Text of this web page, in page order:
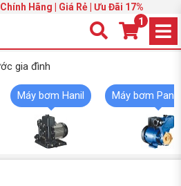
Hãng | Giá Rẻ | Ưu Đãi 17%
1
gia đình
Máy bơm Hanil Máy bơm